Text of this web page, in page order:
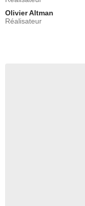
Olivier Altman
Réalisateur